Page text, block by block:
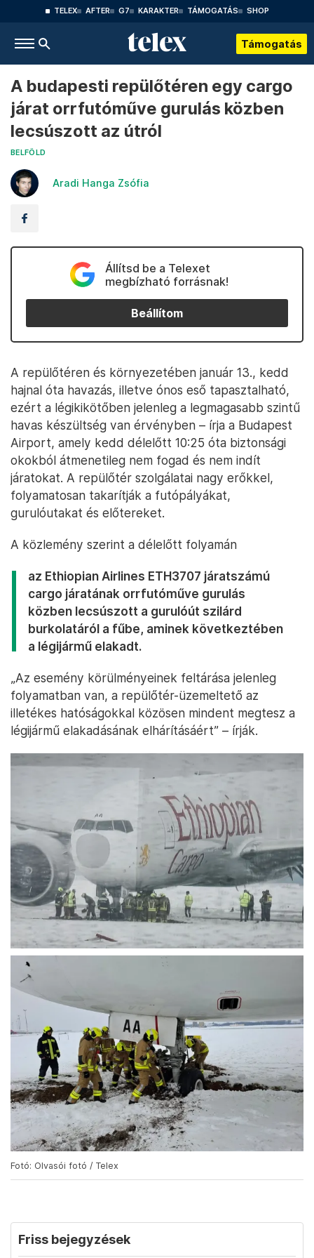
TELEX AFTER G7 KARAKTER TÁMOGATÁS SHOP
Támogatás
A budapesti repülőtéren egy cargo
járat orrfutóműve gurulás közben
lecsúszott az útról
BELFÖLD
Aradi Hanga Zsófia
Állítsd be a Telexet
megbízható forrásnak!
Beállítom
A repülőtéren és környezetében január 13., kedd
hajnal óta havazás, illetve ónos eső tapasztalható,
ezért a légikikötőben jelenleg a legmagasabb szintű
havas készültség van érvényben – írja a Budapest
Airport, amely kedd délelőtt 10:25 óta biztonsági
okokból átmenetileg nem fogad és nem indít
járatokat. A repülőtér szolgálatai nagy erőkkel,
folyamatosan takarítják a futópályákat,
gurulóutakat és előtereket.
A közlemény szerint a délelőtt folyamán
az Ethiopian Airlines ETH3707 járatszámú
cargo járatának orrfutóműve gurulás
közben lecsúszott a gurulóút szilárd
burkolatáról a fűbe, aminek következtében
a légijármű elakadt.
„Az esemény körülményeinek feltárása jelenleg
folyamatban van, a repülőtér-üzemeltető az
illetékes hatóságokkal közösen mindent megtesz a
légijármű elakadásának elhárításáért” – írják.
Fotó: Olvasói fotó / Telex
Friss bejegyzések